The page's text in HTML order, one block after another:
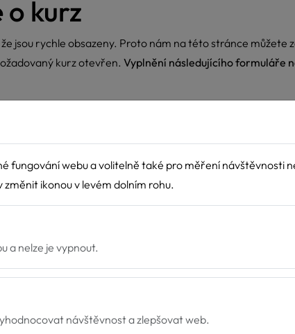
kurz
jsou rychle obsazeny. Proto nám na této stránce můžete
kurz otevřen. Vyplnění následujícího formuláře
fungování webu a volitelně také pro měření návštěvnosti
ikonou v levém dolním rohu.
a nelze je vypnout.
návštěvnost a zlepšovat web.